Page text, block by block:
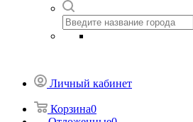
Личный кабинет
Корзина0